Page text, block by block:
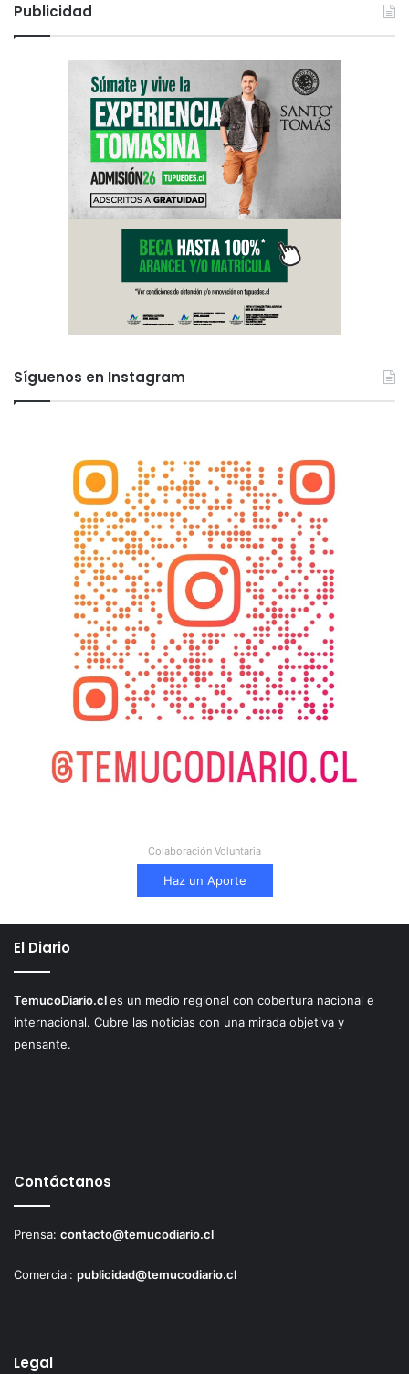
Publicidad
Síguenos en Instagram
Colaboración Voluntaria
Haz un Aporte
El Diario
TemucoDiario.cles un medio regional con cobertura nacional e
internacional. Cubre las noticias con una mirada objetiva y
pensante.
Contáctanos
Prensa: contacto@temucodiario.cl
Comercial: publicidad@temucodiario.cl
Legal